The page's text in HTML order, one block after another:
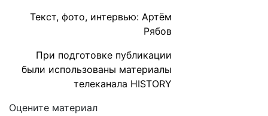
Текст, фото, интервью: Артём
Рябов
При подготовке публикации
были использованы материалы
телеканала HISTORY
Оцените материал